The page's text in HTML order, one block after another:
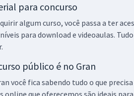
para concurso
algum curso, você passa a ter
para download e videoaulas.
público é no Gran
você fica sabendo tudo o que